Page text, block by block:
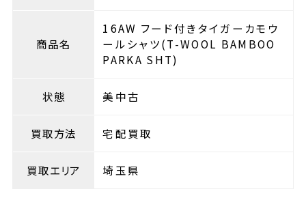
商品名
16AW フード付きタイガーカモウ
ールシャツ(T-WOOL BAMBOO
PARKA SHT)
状態 美中古
買取方法 宅配買取
買取エリア 埼玉県